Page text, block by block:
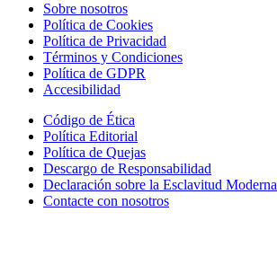
Sobre nosotros
Política de Cookies
Política de Privacidad
Términos y Condiciones
Política de GDPR
Accesibilidad
Código de Ética
Política Editorial
Política de Quejas
Descargo de Responsabilidad
Declaración sobre la Esclavitud Moderna
Contacte con nosotros